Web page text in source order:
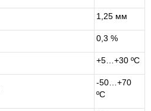
1,25 мм
0,3 %
+5…+30 ºС
-50…+70
ºС